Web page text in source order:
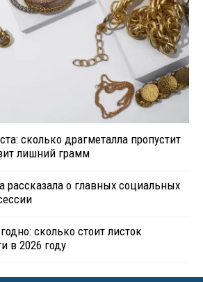
сколько драгметалла пропустит
лишний грамм
рассказала о главных социальных
сколько стоит листок
в 2026 году